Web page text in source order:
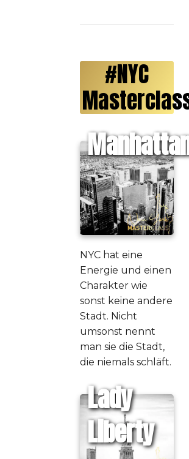
#NYC
NYC hat eine
Energie und einen
Charakter wie
sonst keine andere
Stadt. Nicht
umsonst nennt
man sie die Stadt,
die niemals schläft.
Lady
Liberty